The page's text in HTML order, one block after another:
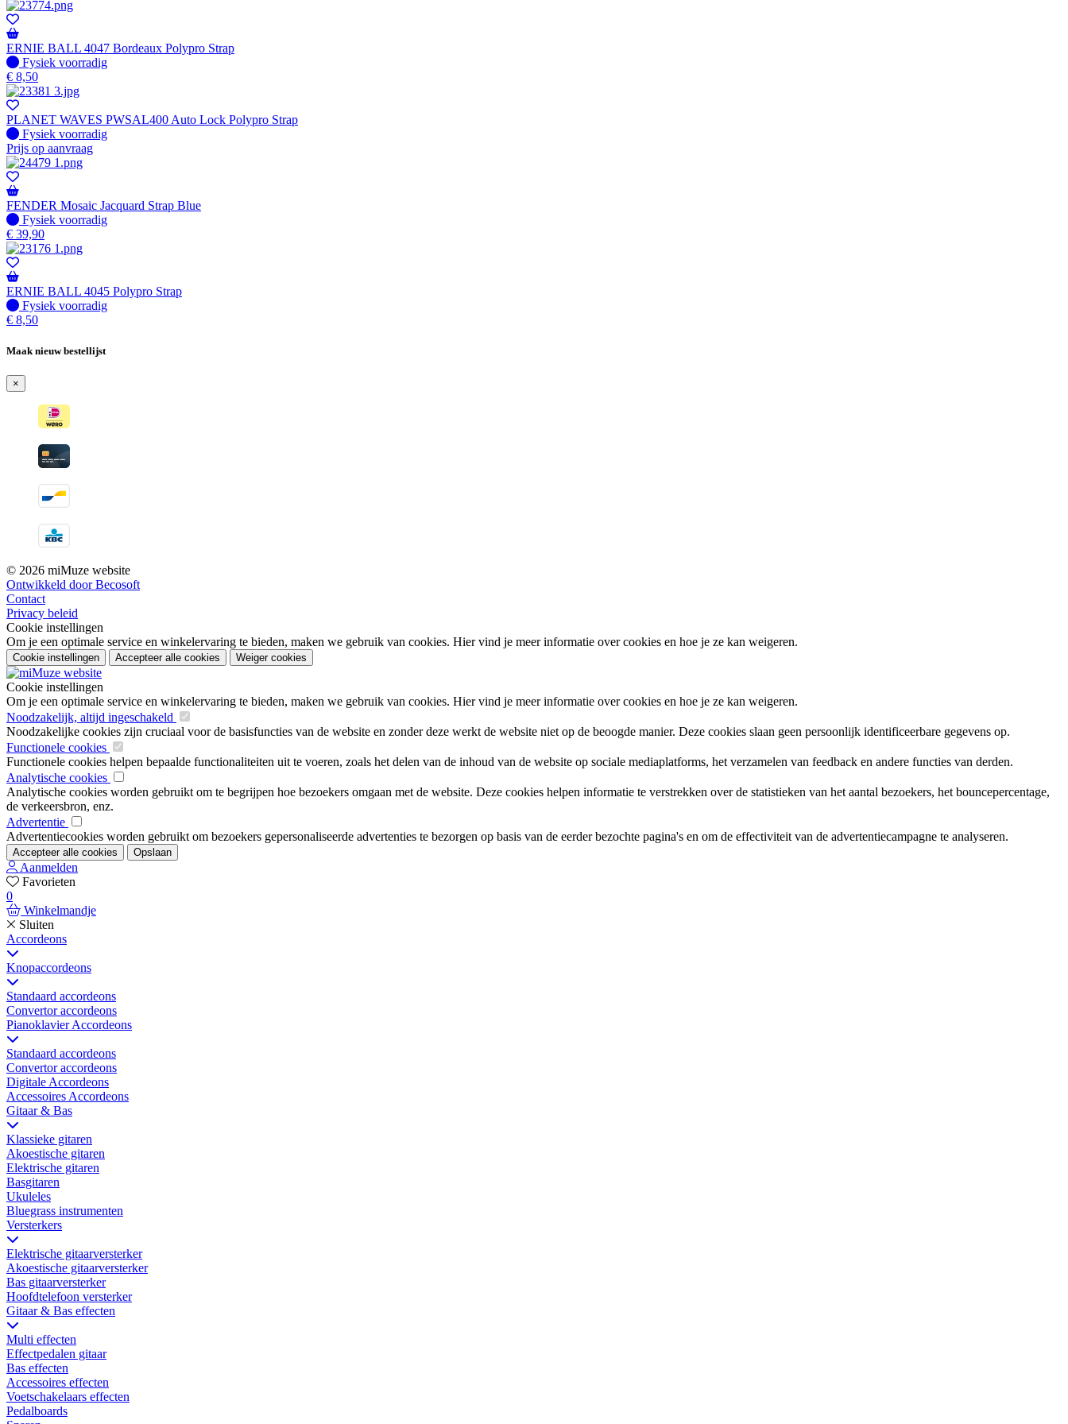
ERNIE BALL 4047 Bordeaux Polypro Strap
Fysiek voorradig
Fysiek voorradig
€ 8,50
PLANET WAVES PWSAL400 Auto Lock Polypro Strap
Fysiek voorradig
Fysiek voorradig
Prijs op aanvraag
FENDER Mosaic Jacquard Strap Blue
Fysiek voorradig
Fysiek voorradig
€ 39,90
ERNIE BALL 4045 Polypro Strap
Fysiek voorradig
Fysiek voorradig
€ 8,50
Maak nieuw bestellijst
×
© 2026 miMuze website
Ontwikkeld door Becosoft
Contact
Privacy beleid
Cookie instellingen
Om je een optimale service en winkelervaring te bieden, maken we gebruik van cookies. Hier vind je meer informatie over cookies en hoe je ze kan weigeren.
Cookie instellingen Accepteer alle cookies Weiger cookies
Cookie instellingen
Om je een optimale service en winkelervaring te bieden, maken we gebruik van cookies. Hier vind je meer informatie over cookies en hoe je ze kan weigeren.
Noodzakelijk, altijd ingeschakeld
Noodzakelijke cookies zijn cruciaal voor de basisfuncties van de website en zonder deze werkt de website niet op de beoogde manier. Deze cookies slaan geen persoonlijk identificeerbare gegevens op.
Functionele cookies
Functionele cookies helpen bepaalde functionaliteiten uit te voeren, zoals het delen van de inhoud van de website op sociale mediaplatforms, het verzamelen van feedback en andere functies van derden.
Analytische cookies
Analytische cookies worden gebruikt om te begrijpen hoe bezoekers omgaan met de website. Deze cookies helpen informatie te verstrekken over de statistieken van het aantal bezoekers, het bouncepercentage,
de verkeersbron, enz.
Advertentie
Advertentiecookies worden gebruikt om bezoekers gepersonaliseerde advertenties te bezorgen op basis van de eerder bezochte pagina's en om de effectiviteit van de advertentiecampagne te analyseren.
Accepteer alle cookies Opslaan
Aanmelden
Favorieten
0
Winkelmandje
Sluiten
Accordeons
Knopaccordeons
Standaard accordeons
Convertor accordeons
Pianoklavier Accordeons
Standaard accordeons
Convertor accordeons
Digitale Accordeons
Accessoires Accordeons
Gitaar & Bas
Klassieke gitaren
Akoestische gitaren
Elektrische gitaren
Basgitaren
Ukuleles
Bluegrass instrumenten
Versterkers
Elektrische gitaarversterker
Akoestische gitaarversterker
Bas gitaarversterker
Hoofdtelefoon versterker
Gitaar & Bas effecten
Multi effecten
Effectpedalen gitaar
Bas effecten
Accessoires effecten
Voetschakelaars effecten
Pedalboards